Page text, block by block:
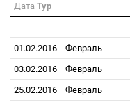
Дата Тур
01.02.2016 Февраль
03.02.2016
Февраль
25.02.2016
Февраль